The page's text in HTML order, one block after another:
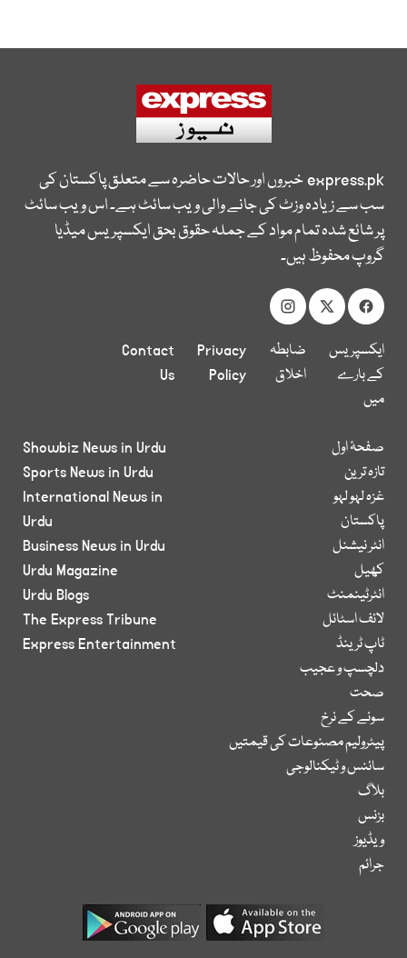
express.pkخبروں اور حالات حاضرہ سے متعلق پاکستان کی
سب سے زیادہ وزٹ کی جانے والی ویب سائٹ ہے۔ اس ویب سائٹ
پر شائع شدہ تمام مواد کے جملہ حقوق بحق ایکسپریس میڈیا
گروپ محفوظ ہیں۔
ایکسپریس
کے بارے
میں
ضابطہ
اخلاق
Privacy
Policy
Contact
Us
صفحۂ اول
تازہ ترین
غزہ لہو لہو
پاکستان
انٹر نیشنل
کھیل
انٹرٹینمنٹ
لائف اسٹائل
ٹاپ ٹرینڈ
دلچسپ و عجیب
صحت
سونے کے نرخ
پیٹرولیم مصنوعات کی قیمتیں
سائنس و ٹیکنالوجی
بلاگ
بزنس
ویڈیوز
جرائم
Showbiz News in Urdu
Sports News in Urdu
International News in
Urdu
Business News in Urdu
Urdu Magazine
Urdu Blogs
The Express Tribune
Express Entertainment